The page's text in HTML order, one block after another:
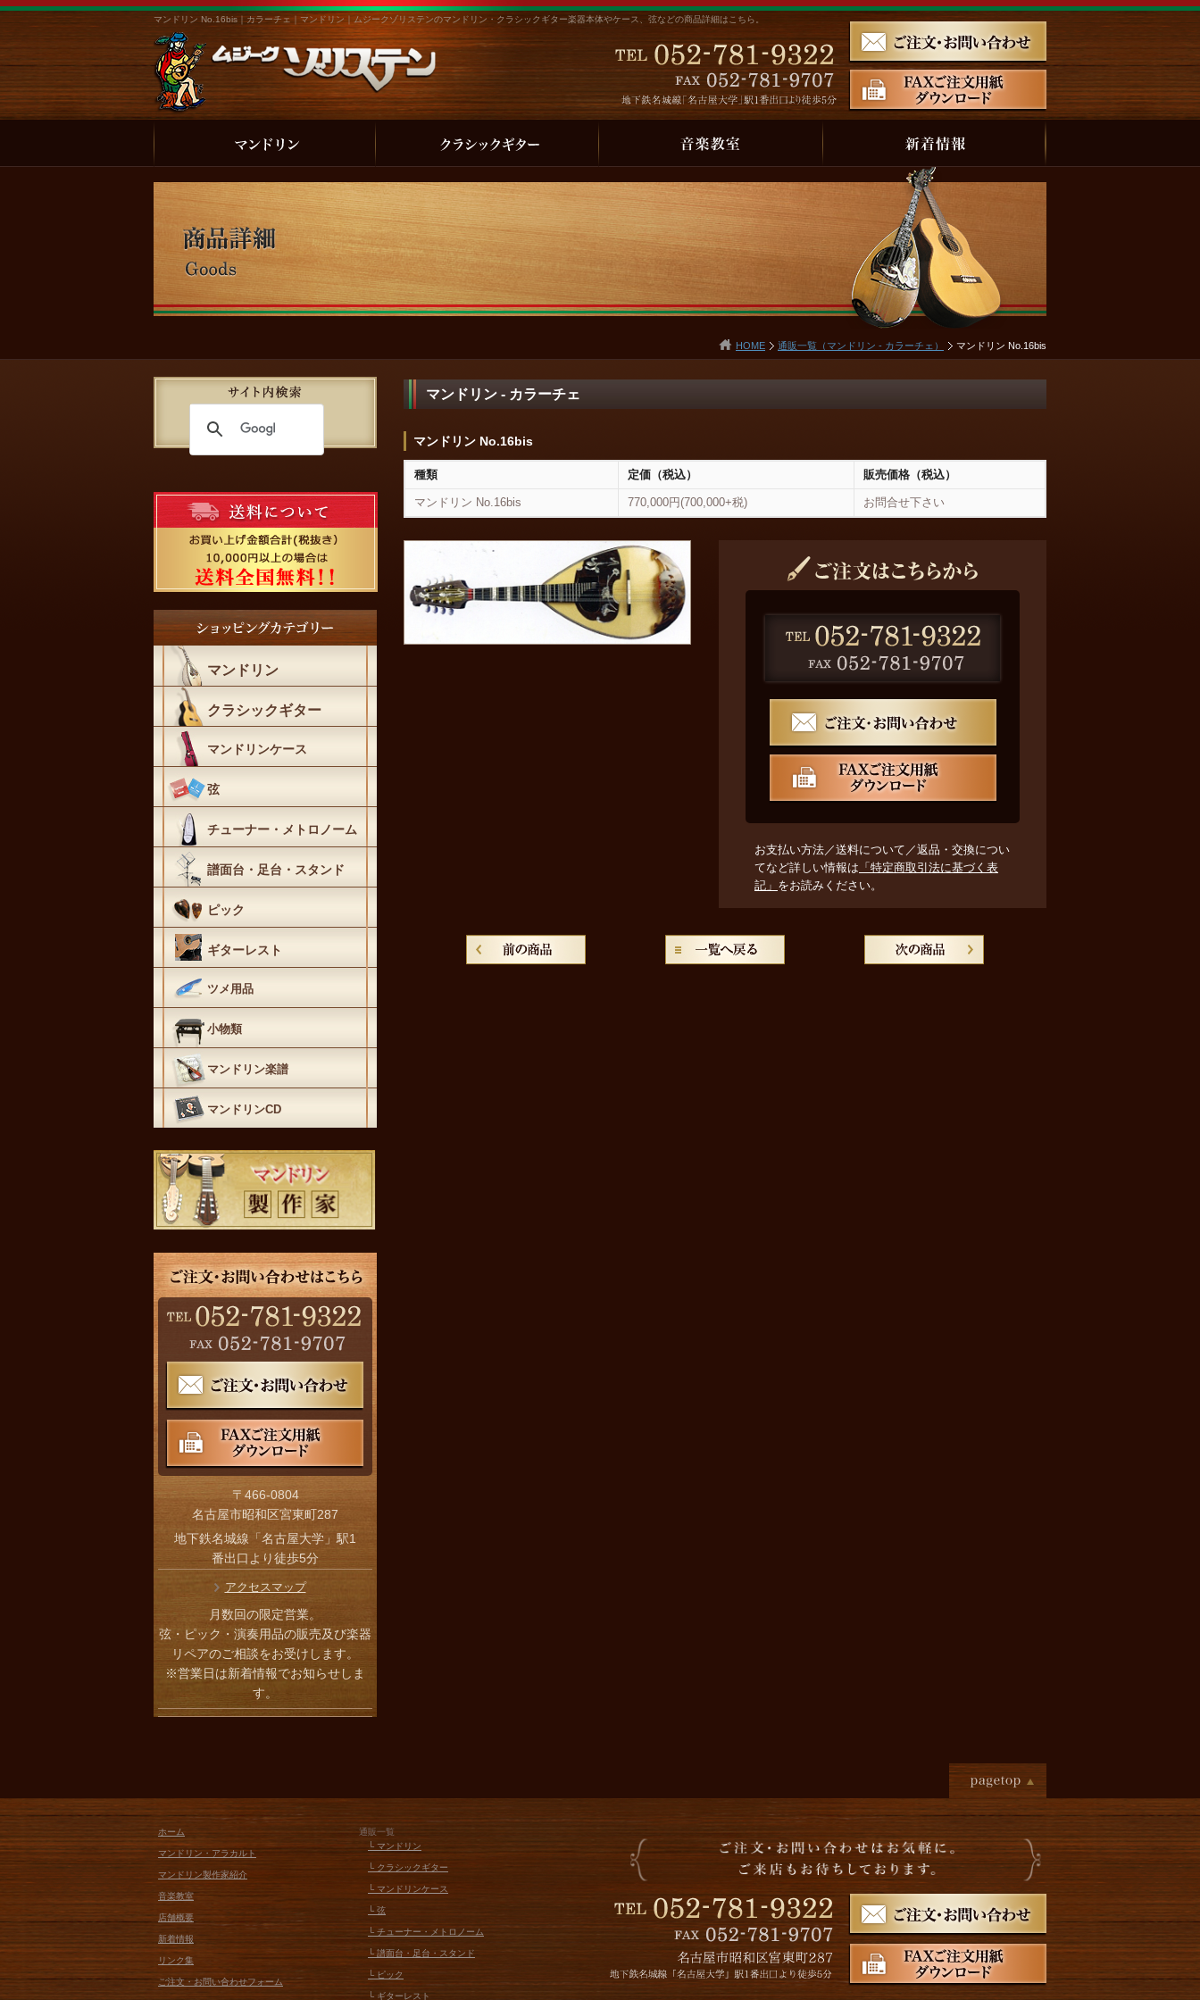
マンドリン No.16bis｜カラーチェ｜マンドリン｜ムジークゾリステンのマンドリン・クラシックギター楽器本体やケース、弦などの商品詳細はこちら。
HOME 通販一覧（マンドリン - カラーチェ） マンドリン No.16bis
マンドリン - カラーチェ
マンドリン No.16bis
種類 定価（税込） 販売価格（税込）
マンドリン No.16bis 770,000円(700,000+税) お問合せ下さい
お支払い方法／送料について／返品・交換につい
てなど詳しい情報は 「特定商取引法に基づく表
記」 をお読みください。
マンドリン
クラシックギター
マンドリンケース
弦
チューナー・メトロノーム
譜面台・足台・スタンド
ピック
ギターレスト
ツメ用品
小物類
マンドリン楽譜
マンドリンCD
〒466-0804
名古屋市昭和区宮東町287
地下鉄名城線「名古屋大学」駅1
番出口より徒歩5分
アクセスマップ
月数回の限定営業。
弦・ピック・演奏用品の販売及び楽器
リペアのご相談をお受けします。
※営業日は新着情報でお知らせしま
す。
ホーム
マンドリン・アラカルト
マンドリン製作家紹介
音楽教室
店舗概要
新着情報
リンク集
ご注文・お問い合わせフォーム
通販一覧
└ マンドリン
└ クラシックギター
└ マンドリンケース
└ 弦
└ チューナー・メトロノーム
└ 譜面台・足台・スタンド
└ ピック
└ ギターレスト